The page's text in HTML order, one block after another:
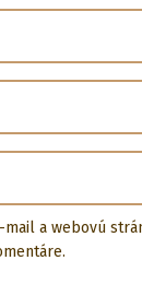
mail a webovú